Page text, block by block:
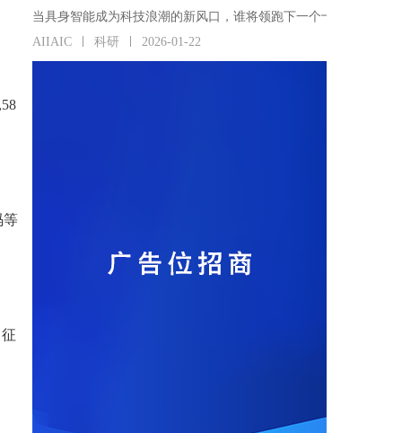
等
AIIAIC 科研 2026-01-22